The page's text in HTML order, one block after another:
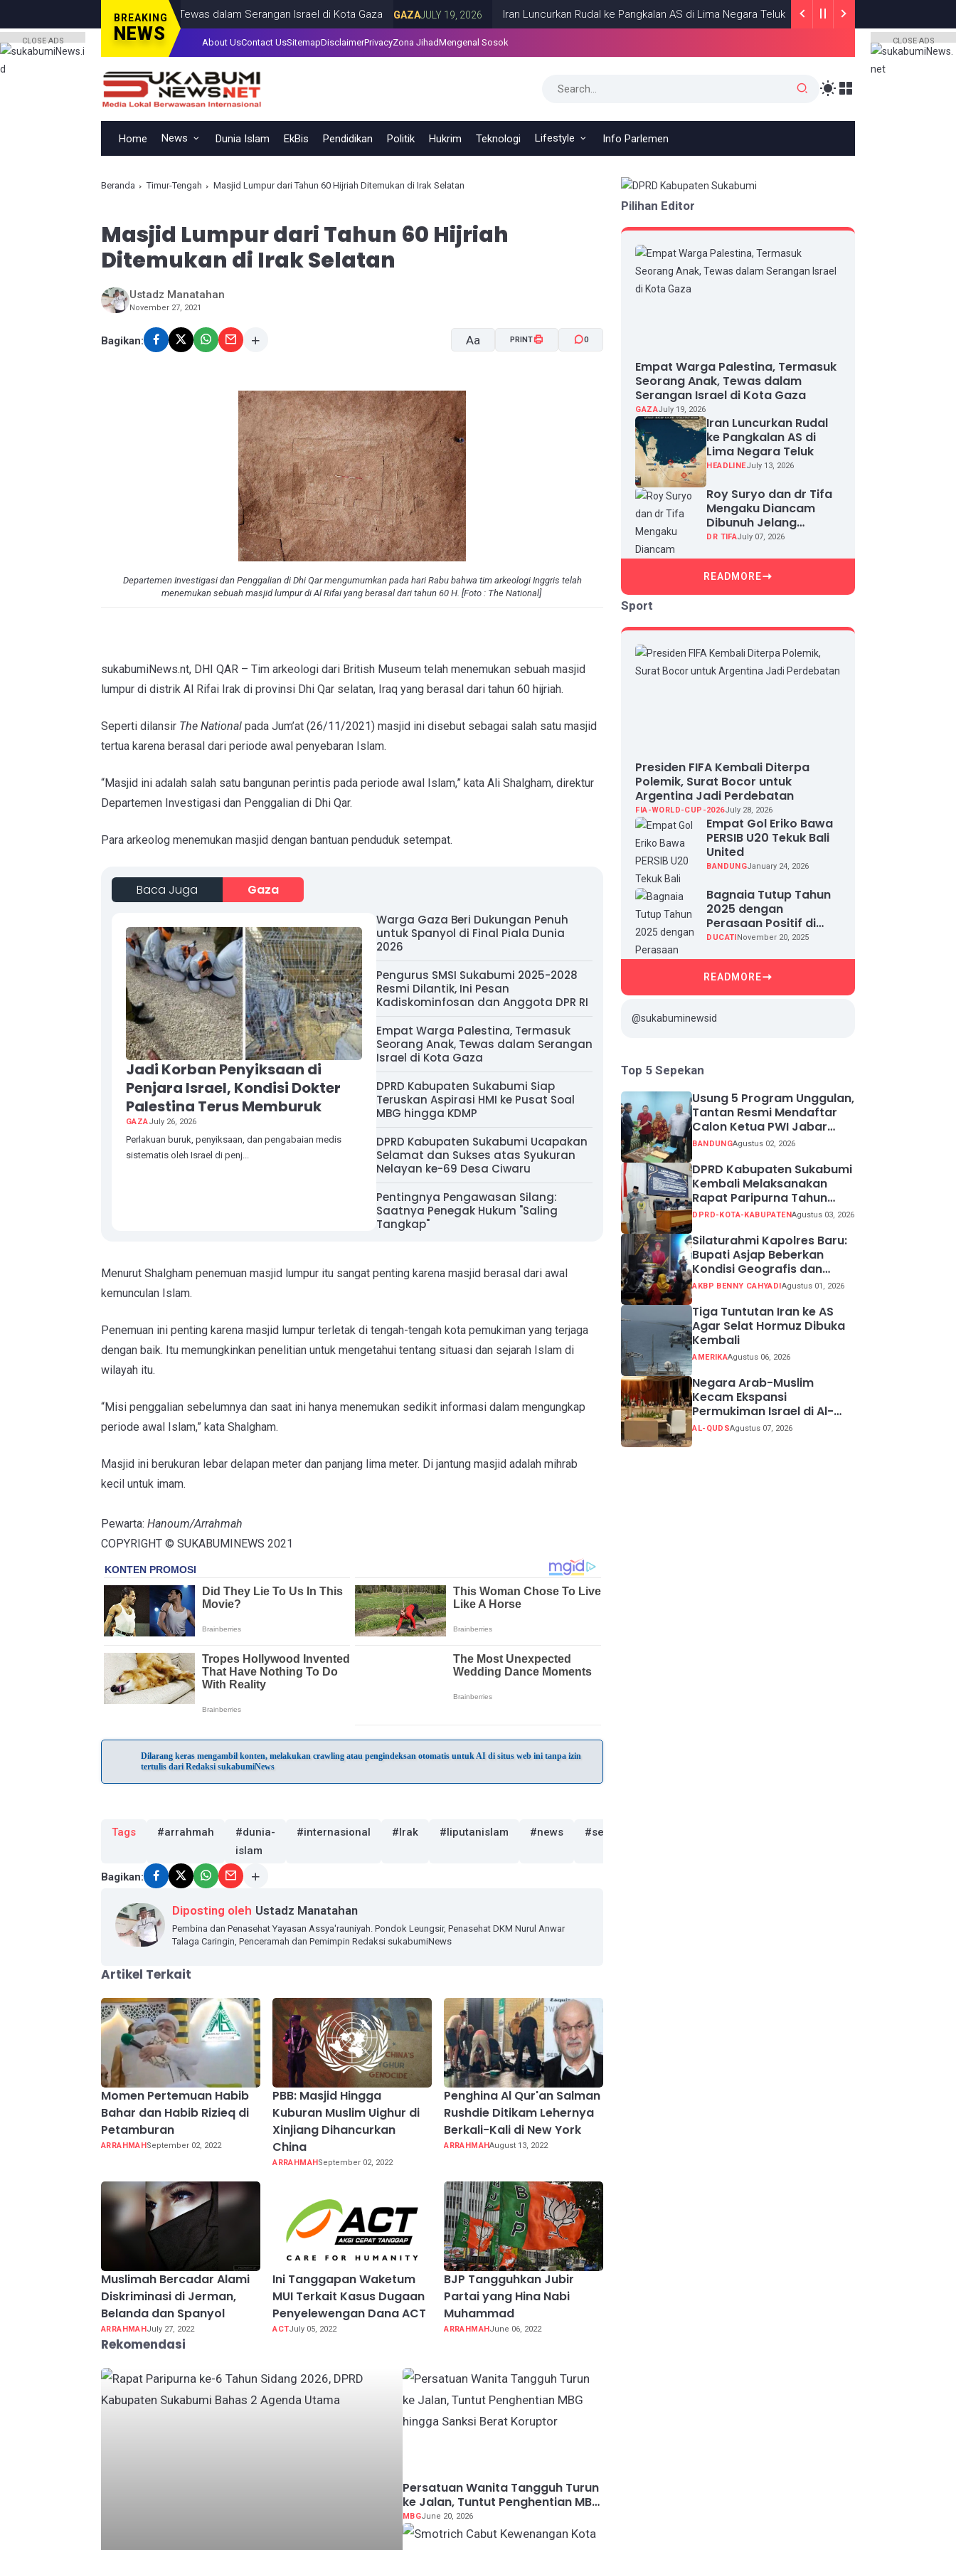
BREAKING
NEWS
Termasuk Seorang Anak, Tewas dalam Serangan Israel di Kota Gaza GAZA JULY 19, 2026 Iran Luncurkan Rudal ke Pangkalan AS di Lima Negara Teluk HEADLINE JULY 13, 2026
About UsContact UsSitemapDisclaimerPrivacyZona JihadMengenal Sosok
Home News Dunia Islam EkBis Pendidikan Politik Hukrim Teknologi Lifestyle Info Parlemen
Beranda Timur-Tengah Masjid Lumpur dari Tahun 60 Hijriah Ditemukan di Irak Selatan
Masjid Lumpur dari Tahun 60 Hijriah
Ditemukan di Irak Selatan
Ustadz Manatahan
November 27, 2021
Bagikan: Aa PRINT 0
Departemen Investigasi dan Penggalian di Dhi Qar mengumumkan pada hari Rabu bahwa tim arkeologi Inggris telah
menemukan sebuah masjid lumpur di Al Rifai yang berasal dari tahun 60 H. [Foto : The National]
sukabumiNews.nt, DHI QAR – Tim arkeologi dari British Museum telah menemukan sebuah masjid
lumpur di distrik Al Rifai Irak di provinsi Dhi Qar selatan, Iraq yang berasal dari tahun 60 hijriah.
Seperti dilansir The National pada Jum’at (26/11/2021) masjid ini disebut sebagai salah satu masjid
tertua karena berasal dari periode awal penyebaran Islam.
“Masjid ini adalah salah satu bangunan perintis pada periode awal Islam,” kata Ali Shalgham, direktur
Departemen Investigasi dan Penggalian di Dhi Qar.
Para arkeolog menemukan masjid dengan bantuan penduduk setempat.
Baca Juga Gaza
Jadi Korban Penyiksaan di
Penjara Israel, Kondisi Dokter
Palestina Terus Memburuk
GAZAJuly 26, 2026
Perlakuan buruk, penyiksaan, dan pengabaian medis
sistematis oleh Israel di penj...
Warga Gaza Beri Dukungan Penuh
untuk Spanyol di Final Piala Dunia
2026
Pengurus SMSI Sukabumi 2025-2028
Resmi Dilantik, Ini Pesan
Kadiskominfosan dan Anggota DPR RI
Empat Warga Palestina, Termasuk
Seorang Anak, Tewas dalam Serangan
Israel di Kota Gaza
DPRD Kabupaten Sukabumi Siap
Teruskan Aspirasi HMI ke Pusat Soal
MBG hingga KDMP
DPRD Kabupaten Sukabumi Ucapakan
Selamat dan Sukses atas Syukuran
Nelayan ke-69 Desa Ciwaru
Pentingnya Pengawasan Silang:
Saatnya Penegak Hukum "Saling
Tangkap"
Menurut Shalgham penemuan masjid lumpur itu sangat penting karena masjid berasal dari awal
kemunculan Islam.
Penemuan ini penting karena masjid lumpur terletak di tengah-tengah kota pemukiman yang terjaga
dengan baik. Itu memungkinkan penelitian untuk mengetahui tentang situasi dan sejarah Islam di
wilayah itu.
“Misi penggalian sebelumnya dan saat ini hanya menemukan sedikit informasi dalam mengungkap
periode awal Islam,” kata Shalgham.
Masjid ini berukuran lebar delapan meter dan panjang lima meter. Di jantung masjid adalah mihrab
kecil untuk imam.
Pewarta: Hanoum/Arrahmah
COPYRIGHT © SUKABUMINEWS 2021
Dilarang keras mengambil konten, melakukan crawling atau pengindeksan otomatis untuk AI di situs web ini tanpa izin
tertulis dari Redaksi sukabumiNews
Tags #arrahmah
#dunia-
islam
#internasional #Irak #liputanislam #news #sejarah
Bagikan:
Diposting oleh Ustadz Manatahan
Pembina dan Penasehat Yayasan Assya'rauniyah. Pondok Leungsir, Penasehat DKM Nurul Anwar
Talaga Caringin, Penceramah dan Pemimpin Redaksi sukabumiNews
Artikel Terkait
Momen Pertemuan Habib
Bahar dan Habib Rizieq di
Petamburan
ARRAHMAH September 02, 2022
PBB: Masjid Hingga
Kuburan Muslim Uighur di
Xinjiang Dihancurkan
China
ARRAHMAH September 02, 2022
Penghina Al Qur'an Salman
Rushdie Ditikam Lehernya
Berkali-Kali di New York
ARRAHMAHAugust 13, 2022
Muslimah Bercadar Alami
Diskriminasi di Jerman,
Belanda dan Spanyol
ARRAHMAH July 27, 2022
Ini Tanggapan Waketum
MUI Terkait Kasus Dugaan
Penyelewengan Dana ACT
ACTJuly 05, 2022
BJP Tangguhkan Jubir
Partai yang Hina Nabi
Muhammad
ARRAHMAH June 06, 2022
Rekomendasi
Persatuan Wanita Tangguh Turun
ke Jalan, Tuntut Penghentian MBG
hingga Sanksi Berat Koruptor
MBGJune 20, 2026
Pilihan Editor
Empat Warga Palestina, Termasuk
Seorang Anak, Tewas dalam
Serangan Israel di Kota Gaza
GAZAJuly 19, 2026
Iran Luncurkan Rudal
ke Pangkalan AS di
Lima Negara Teluk
HEADLINEJuly 13, 2026
Roy Suryo dan dr Tifa
Mengaku Diancam
Dibunuh Jelang
Sidang, Klaim Ada
DR TIFAJuly 07, 2026
READMORE
Sport
Presiden FIFA Kembali Diterpa
Polemik, Surat Bocor untuk
Argentina Jadi Perdebatan
FIA-WORLD-CUP-2026July 28, 2026
Empat Gol Eriko Bawa
PERSIB U20 Tekuk Bali
United
BANDUNGJanuary 24, 2026
Bagnaia Tutup Tahun
2025 dengan
Perasaan Positif di
Valencia Test
DUCATINovember 20, 2025
READMORE
@sukabuminewsid
Top 5 Sepekan
Usung 5 Program Unggulan,
Tantan Resmi Mendaftar
Calon Ketua PWI Jabar
2026-2031
BANDUNGAgustus 02, 2026
DPRD Kabupaten Sukabumi
Kembali Melaksanakan
Rapat Paripurna Tahun
Sidang 2026
DPRD-KOTA-KABUPATENAgustus 03, 2026
Silaturahmi Kapolres Baru:
Bupati Asjap Beberkan
Kondisi Geografis dan
Potensi Kabupaten
AKBP BENNY CAHYADIAgustus 01, 2026
Tiga Tuntutan Iran ke AS
Agar Selat Hormuz Dibuka
Kembali
AMERIKAAgustus 06, 2026
Negara Arab-Muslim
Kecam Ekspansi
Permukiman Israel di Al-
Quds Timur
AL-QUDSAgustus 07, 2026
CLOSE ADS CLOSE ADS